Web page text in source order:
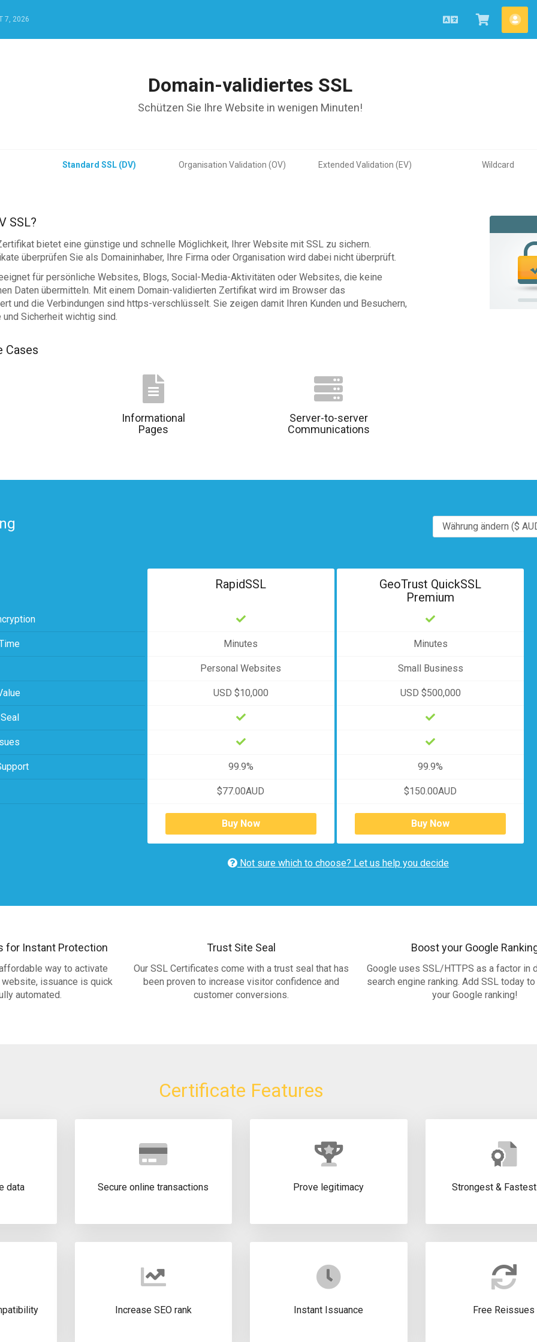
7, 2026
Deutsch
ansehen
Domain-validiertes SSL
Schützen Sie Ihre Website in wenigen Minuten!
Standard SSL (DV) Organisation Validation (OV) Extended Validation (EV) Wildcard
SSL?
bietet eine günstige und schnelle Möglichkeit, Ihrer Website mit SSL zu sichern.
überprüfen Sie als Domaininhaber, Ihre Firma oder Organisation wird dabei nicht überprüft.
für persönliche Websites, Blogs, Social-Media-Aktivitäten oder Websites, die keine
Daten übermitteln. Mit einem Domain-validierten Zertifikat wird im Browser das
und die Verbindungen sind https-verschlüsselt. Sie zeigen damit Ihren Kunden und Besuchern,
Sicherheit wichtig sind.
Cases
Informational
Pages
Server-to-server
Communications
RapidSSL
Minutes
Personal Websites
USD $10,000
99.9%
$77.00AUD
Buy Now
GeoTrust QuickSSL
Premium
Minutes
Small Business
USD $500,000
99.9%
$150.00AUD
Buy Now
Not sure which to choose? Let us help you decide
for Instant Protection
way to activate
issuance is quick
automated.
Trust Site Seal
Our SSL Certificates come with a trust seal that has
been proven to increase visitor confidence and
customer conversions.
Boost your Google
Google uses SSL/HTTPS as a factor in
search engine ranking. Add SSL today
your Google ranking!
Certificate Features
data Secure online transactions Prove legitimacy Strongest &
Increase SEO rank Instant Issuance Free Reissues